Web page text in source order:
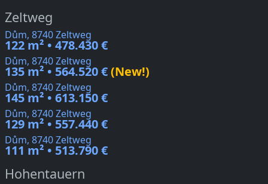
Zeltweg
Dům, 8740 Zeltweg
122 m² • 478.430 €
Dům, 8740 Zeltweg
135 m² • 564.520 €(New!)
Dům, 8740 Zeltweg
145 m² • 613.150 €
Dům, 8740 Zeltweg
129 m² • 557.440 €
Dům, 8740 Zeltweg
111 m² • 513.790 €
Hohentauern